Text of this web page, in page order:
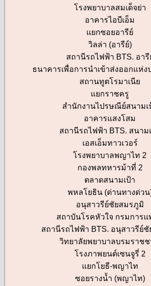
โรงพยาบาลสมเด็จย่า
อาคารไอบีเอ็ม
แยกซอยอารีย์
วิลล่า (อารีย์)
สถานีรถไฟฟ้า BTS. อารี
ธนาคารเพื่อการนำเข้าส่งออกแห่ง
สถานทูตโรมาเนีย
แยกราชครู
สำนักงานไปรษณีย์สนามเ
อาคารแสงโสม
สถานีรถไฟฟ้า BTS. สนาม
เอสเอ็มทาวเวอร์
โรงพยาบาลพญาไท 2
กองพลทหารม้าที่ 2
ตลาดสนามเป้า
พหลโยธิน (ด่านทางด่วน
อนุสาวรีย์ชัยสมรภูมิ
สถาบันโรคหัวใจ กรมการแ
สถานีรถไฟฟ้า BTS. อนุสาวรีย์
วิทยาลัยพยาบาลบรมราช
โรงภาพยนต์เซนจูรี่ 2
แยกโยธี-พญาไท
ซอยรางน้ำ (พญาไท)